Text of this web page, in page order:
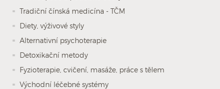
Tradiční čínská medicína - TČM
Diety, výživové styly
Alternativní psychoterapie
Detoxikační metody
Fyzioterapie, cvičení, masáže, práce s tělem
Východní léčebné systémy